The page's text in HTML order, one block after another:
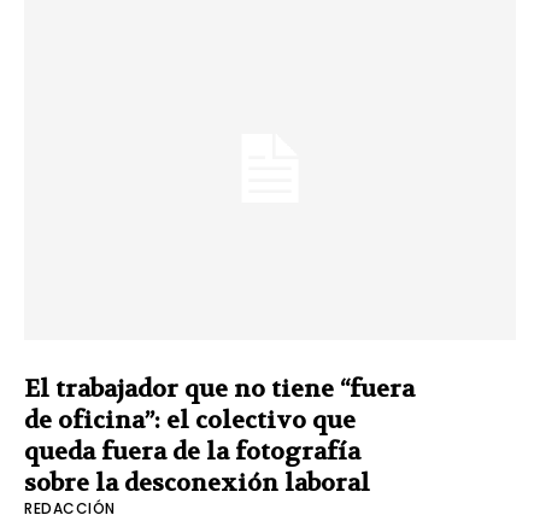
El trabajador que no tiene “fuera
de oficina”: el colectivo que
queda fuera de la fotografía
sobre la desconexión laboral
REDACCIÓN